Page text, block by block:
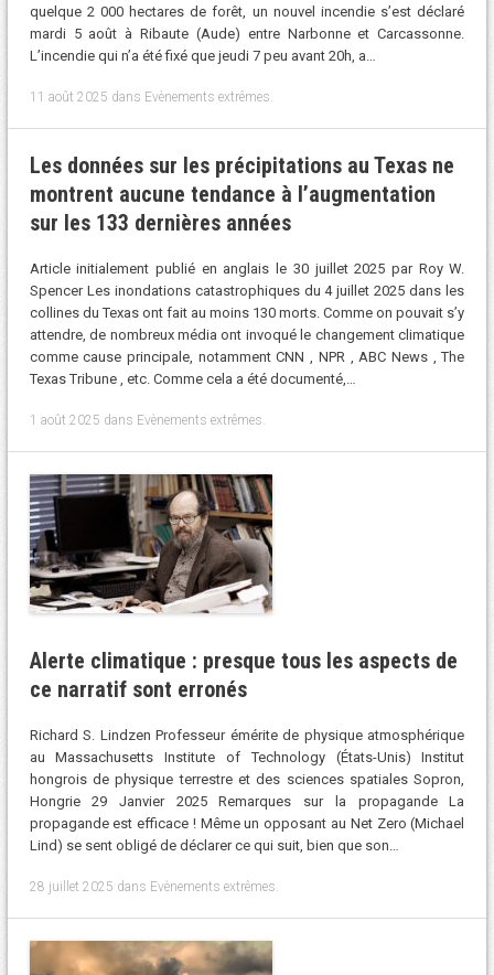
quelque 2 000 hectares de forêt, un nouvel incendie s’est déclaré
mardi 5 août à Ribaute (Aude) entre Narbonne et Carcassonne.
L’incendie qui n’a été fixé que jeudi 7 peu avant 20h, a…
11 août 2025 dans Evènements extrêmes
Les données sur les précipitations au Texas ne
montrent aucune tendance à l’augmentation
sur les 133 dernières années
Article initialement publié en anglais le 30 juillet 2025 par Roy W.
Spencer Les inondations catastrophiques du 4 juillet 2025 dans les
collines du Texas ont fait au moins 130 morts. Comme on pouvait s’y
attendre, de nombreux média ont invoqué le changement climatique
comme cause principale, notamment CNN , NPR , ABC News , The
Texas Tribune , etc. Comme cela a été documenté,…
1 août 2025 dans Evènements extrêmes
Alerte climatique : presque tous les aspects de
ce narratif sont erronés
Richard S. Lindzen Professeur émérite de physique atmosphérique
au Massachusetts Institute of Technology (États-Unis) Institut
hongrois de physique terrestre et des sciences spatiales Sopron,
Hongrie 29 Janvier 2025 Remarques sur la propagande La
propagande est efficace ! Même un opposant au Net Zero (Michael
Lind) se sent obligé de déclarer ce qui suit, bien que son…
28 juillet 2025 dans Evènements extrêmes